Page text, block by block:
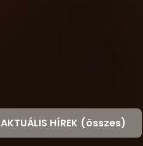
AKTUÁLIS HÍREK (összes)